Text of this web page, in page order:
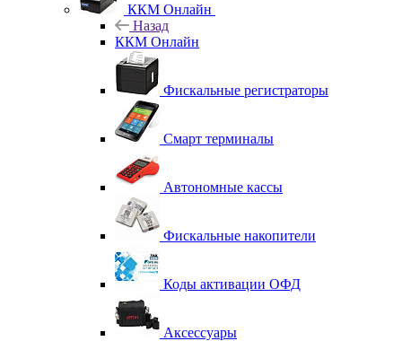
ККМ Онлайн
Назад
ККМ Онлайн
Фискальные регистраторы
Смарт терминалы
Автономные кассы
Фискальные накопители
Коды активации ОФД
Аксессуары